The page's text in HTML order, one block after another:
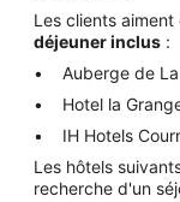
Les clients
déjeuner inclus :
Auberge de
Hotel la
IH Hotels
Les hôtels
recherche d'un